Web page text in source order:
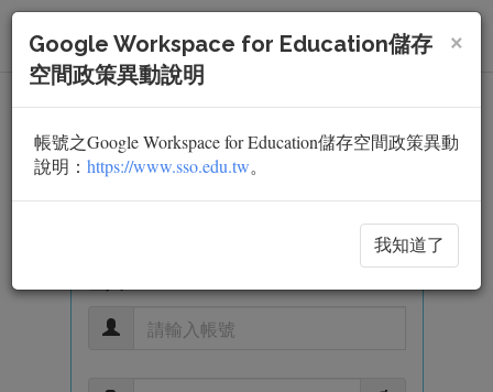
×
Google Workspace for Education儲存
空間政策異動說明
帳號之Google Workspace for Education儲存空間政策異動
說明： https://www.sso.edu.tw。
我知道了